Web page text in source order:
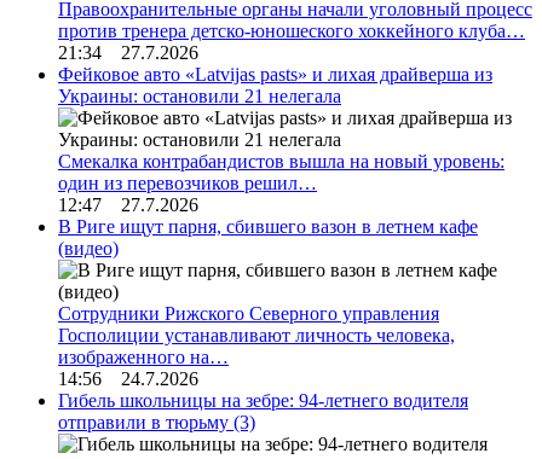
Правоохранительные органы начали уголовный процесс
против тренера детско-юношеского хоккейного клуба…
21:34 27.7.2026
Фейковое авто «Latvijas pasts» и лихая драйверша из
Украины: остановили 21 нелегала
Смекалка контрабандистов вышла на новый уровень:
один из перевозчиков решил…
12:47 27.7.2026
В Риге ищут парня, сбившего вазон в летнем кафе
(видео)
Сотрудники Рижского Северного управления
Госполиции устанавливают личность человека,
изображенного на…
14:56 24.7.2026
Гибель школьницы на зебре: 94-летнего водителя
отправили в тюрьму (3)